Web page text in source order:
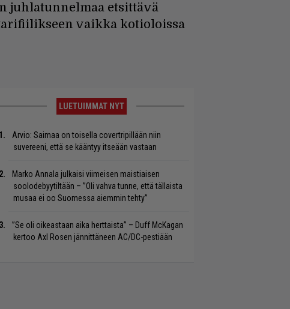
juhlatunnelmaa etsittävä
vaikka kotioloissa
LUETUIMMAT NYT
Arvio: Saimaa on toisella covertripillään niin
suvereeni, että se kääntyy itseään vastaan
Marko Annala julkaisi viimeisen maistiaisen
soolodebyytiltään – ”Oli vahva tunne, että tällaista
musaa ei oo Suomessa aiemmin tehty”
”Se oli oikeastaan aika herttaista” – Duff McKagan
kertoo Axl Rosen jännittäneen AC/DC-pestiään